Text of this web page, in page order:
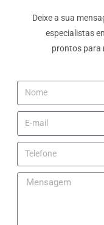
Deixe a sua
especialistas
prontos para